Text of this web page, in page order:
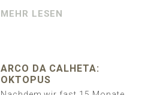
MEHR LESEN
ARCO DA CALHETA:
OKTOPUS